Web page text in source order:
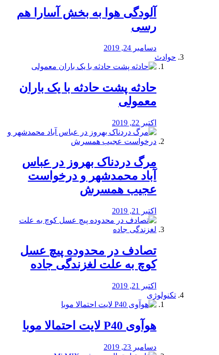
آلودگی هوا به بخش آسارا هم
رسی
دسامبر 24, 2019
حوادث
️حادثه پشت حادثه با یک باران
معمولی
اکتبر 22, 2019
مرگ دردناک بهروز در عباس
آباد محمدشهر و درخواست
عجیب همسرش
اکتبر 21, 2019
تصادف در محدوده پیچ عسل
کوچ به علت لغزندگی جاده
اکتبر 21, 2019
تکنولوژی
هوآوی P40 لایت احتمالا موبا
دسامبر 23, 2019